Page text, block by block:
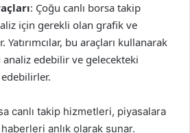
: Çoğu canlı borsa takip
için gerekli olan grafik ve
bu araçları kullanarak
edebilir ve gelecekteki
canlı takip hizmetleri, piyasalara
anlık olarak sunar.